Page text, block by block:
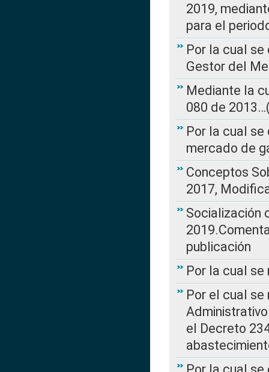
2019,
para el
Por la cual
Gestor del
Mediante la
080 de
Por la cual
mercado de
Conceptos
2017,
Socialización
publicación
Por la cual se
Por el cual
el Decreto